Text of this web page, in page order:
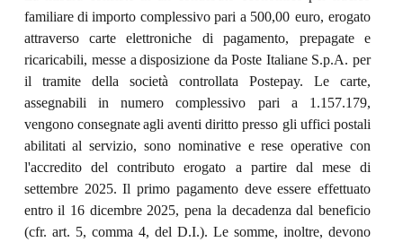
familiare di importo complessivo pari a 500,00 euro, erogato
attraverso
carte elettroniche di pagamento, prepagate
e
ricaricabili, messe adisposizione da Poste Italiane S.p.A. per
il tramite della società controllata Postepay. Le carte,
assegnabili
in numero complessivo pari a
1.157.179,
vengono consegnate agli aventi diritto presso gli uffici postali
abilitati al servizio, sono nominative e rese operative con
l'accredito del contributo
erogato a partire dal mese di
settembre 2025. Il primo pagamento deve essere effettuato
entro il 16 dicembre 2025, pena la decadenza dal beneficio
(cfr. art. 5, comma 4, del D.I.). Le somme, inoltre, devono